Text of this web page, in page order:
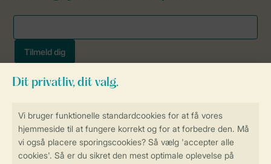
Sikker datahåndtering
Sikker betaling